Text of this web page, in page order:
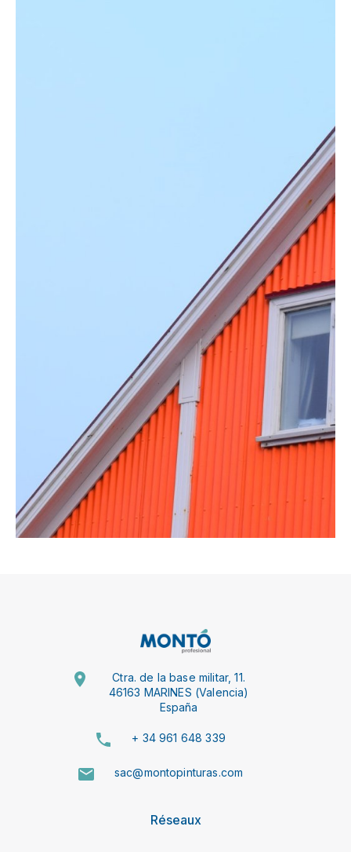
Ctra. de la base militar, 11.
46163 MARINES (Valencia)
España
+ 34 961 648 339
sac@montopinturas.com
Réseaux